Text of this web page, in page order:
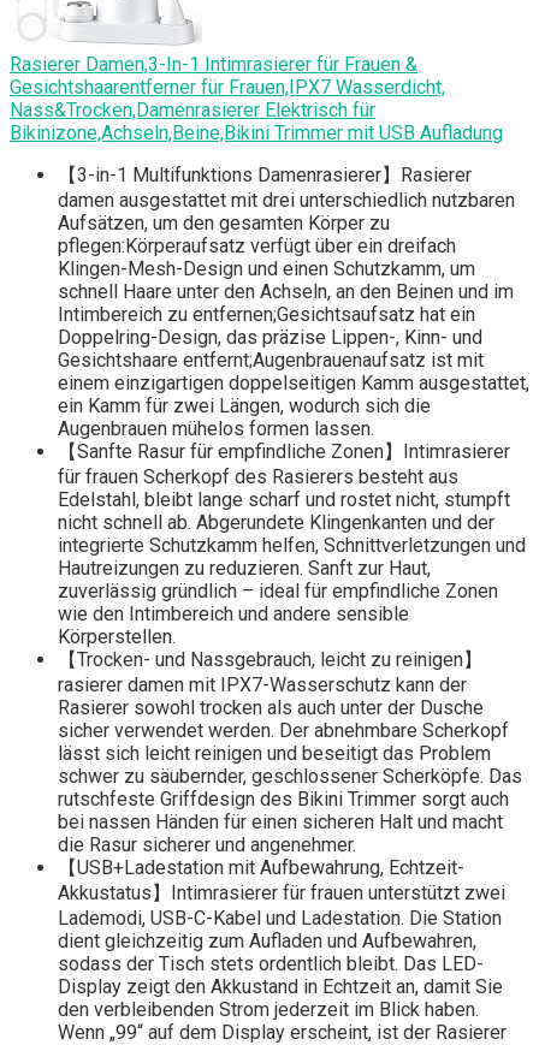
Rasierer Damen,3-In-1 Intimrasierer für Frauen &
Gesichtshaarentferner für Frauen,IPX7 Wasserdicht,
Nass&Trocken,Damenrasierer Elektrisch für
Bikinizone,Achseln,Beine,Bikini Trimmer mit USB Aufladung
【3-in-1 Multifunktions Damenrasierer】Rasierer
damen ausgestattet mit drei unterschiedlich nutzbaren
Aufsätzen, um den gesamten Körper zu
pflegen:Körperaufsatz verfügt über ein dreifach
Klingen-Mesh-Design und einen Schutzkamm, um
schnell Haare unter den Achseln, an den Beinen und im
Intimbereich zu entfernen;Gesichtsaufsatz hat ein
Doppelring-Design, das präzise Lippen-, Kinn- und
Gesichtshaare entfernt;Augenbrauenaufsatz ist mit
einem einzigartigen doppelseitigen Kamm ausgestattet,
ein Kamm für zwei Längen, wodurch sich die
Augenbrauen mühelos formen lassen.
【Sanfte Rasur für empfindliche Zonen】Intimrasierer
für frauen Scherkopf des Rasierers besteht aus
Edelstahl, bleibt lange scharf und rostet nicht, stumpft
nicht schnell ab. Abgerundete Klingenkanten und der
integrierte Schutzkamm helfen, Schnittverletzungen und
Hautreizungen zu reduzieren. Sanft zur Haut,
zuverlässig gründlich – ideal für empfindliche Zonen
wie den Intimbereich und andere sensible
Körperstellen.
【Trocken- und Nassgebrauch, leicht zu reinigen】
rasierer damen mit IPX7-Wasserschutz kann der
Rasierer sowohl trocken als auch unter der Dusche
sicher verwendet werden. Der abnehmbare Scherkopf
lässt sich leicht reinigen und beseitigt das Problem
schwer zu säubernder, geschlossener Scherköpfe. Das
rutschfeste Griffdesign des Bikini Trimmer sorgt auch
bei nassen Händen für einen sicheren Halt und macht
die Rasur sicherer und angenehmer.
【USB+Ladestation mit Aufbewahrung, Echtzeit-
Akkustatus】Intimrasierer für frauen unterstützt zwei
Lademodi, USB-C-Kabel und Ladestation. Die Station
dient gleichzeitig zum Aufladen und Aufbewahren,
sodass der Tisch stets ordentlich bleibt. Das LED-
Display zeigt den Akkustand in Echtzeit an, damit Sie
den verbleibenden Strom jederzeit im Blick haben.
Wenn „99“ auf dem Display erscheint, ist der Rasierer